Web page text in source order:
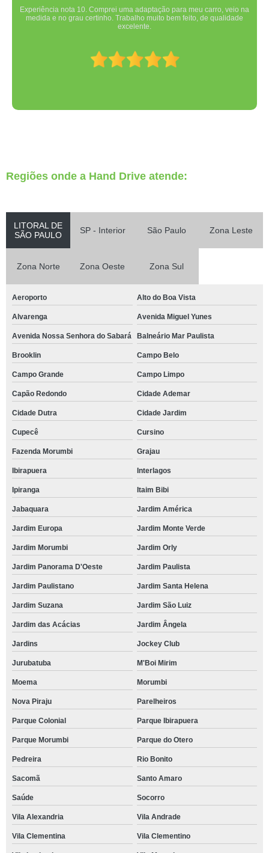
Experiência nota 10. Comprei uma adaptação para meu carro, veio na
medida e no grau certinho. Trabalho muito bem feito, de qualidade
excelente.
Regiões onde a Hand Drive atende:
LITORAL DE
SÃO PAULO
SP - Interior São Paulo Zona Leste
Zona Norte Zona Oeste Zona Sul
Aeroporto Alto do Boa Vista
Alvarenga Avenida Miguel Yunes
Avenida Nossa Senhora do Sabará Balneário Mar Paulista
Brooklin Campo Belo
Campo Grande Campo Limpo
Capão Redondo Cidade Ademar
Cidade Dutra Cidade Jardim
Cupecê Cursino
Fazenda Morumbi Grajau
Ibirapuera Interlagos
Ipiranga Itaim Bibi
Jabaquara Jardim América
Jardim Europa Jardim Monte Verde
Jardim Morumbi Jardim Orly
Jardim Panorama D'Oeste Jardim Paulista
Jardim Paulistano Jardim Santa Helena
Jardim Suzana Jardim São Luiz
Jardim das Acácias Jardim Ângela
Jardins Jockey Club
Jurubatuba M'Boi Mirim
Moema Morumbi
Nova Piraju Parelheiros
Parque Colonial Parque Ibirapuera
Parque Morumbi Parque do Otero
Pedreira Rio Bonito
Sacomã Santo Amaro
Saúde Socorro
Vila Alexandria Vila Andrade
Vila Clementina Vila Clementino